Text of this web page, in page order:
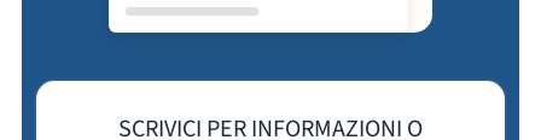
SCRIVICI PER INFORMAZIONI O